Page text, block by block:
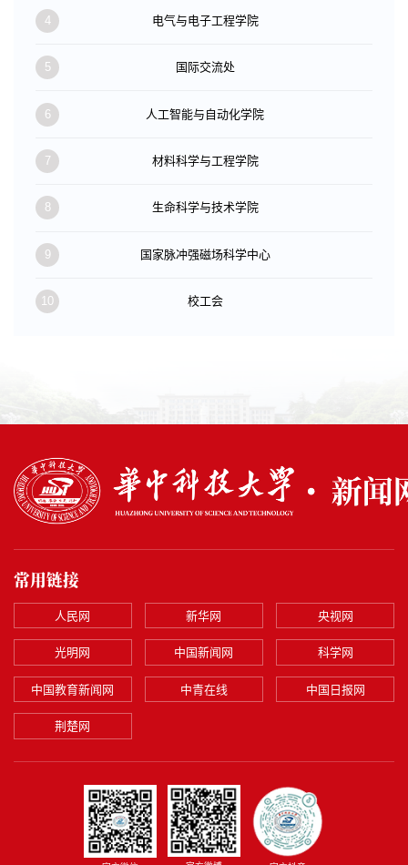
4 电气与电子工程学院
5 国际交流处
6 人工智能与自动化学院
7 材料科学与工程学院
8 生命科学与技术学院
9 国家脉冲强磁场科学中心
10 校工会
常用链接
人民网 新华网 央视网
光明网 中国新闻网 科学网
中国教育新闻网 中青在线 中国日报网
荆楚网